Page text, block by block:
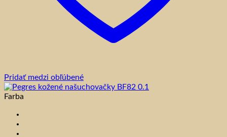
Pridať medzi obľúbené
Farba